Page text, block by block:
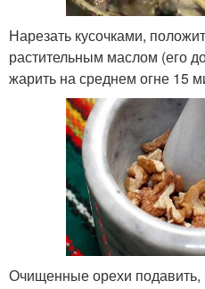
Нарезать кусочками,
растительным маслом (его
жарить на среднем огне 15
Очищенные орехи